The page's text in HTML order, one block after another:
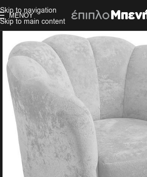
Skip to navigation
Skip to main content
ΜΕΝΟΎ